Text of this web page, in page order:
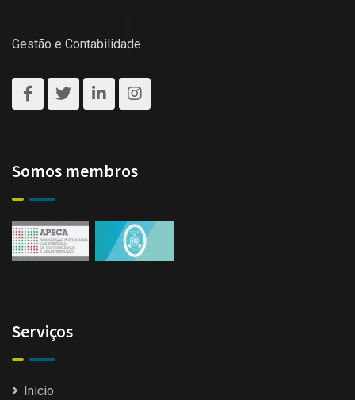
Gestão e Contabilidade
Somos membros
Serviços
Inicio